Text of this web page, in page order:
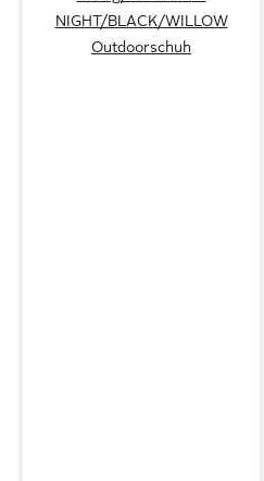
NIGHT/BLACK/WILLOW
Outdoorschuh